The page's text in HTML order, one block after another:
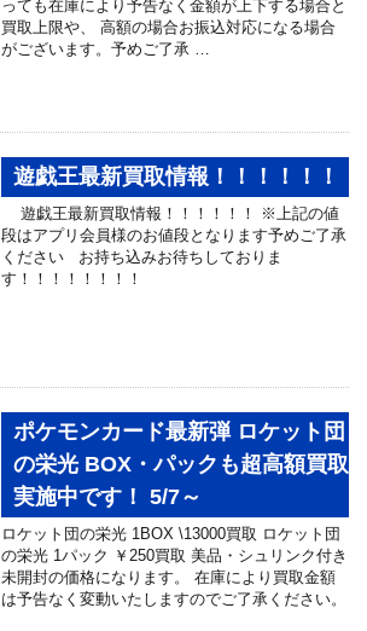
っても在庫により予告なく金額が上下する場合と
買取上限や、 高額の場合お振込対応になる場合
がございます。予めご了承 …
遊戯王最新買取情報！！！！！！
遊戯王最新買取情報！！！！！！ ※上記の値
段はアプリ会員様のお値段となります予めご了承
ください お持ち込みお待ちしておりま
す！！！！！！！！
ポケモンカード最新弾 ロケット団
の栄光 BOX・パックも超高額買取
実施中です！ 5/7～
ロケット団の栄光 1BOX \13000買取 ロケット団
の栄光 1パック ￥250買取 美品・シュリンク付き
未開封の価格になります。 在庫により買取金額
は予告なく変動いたしますのでご了承ください。